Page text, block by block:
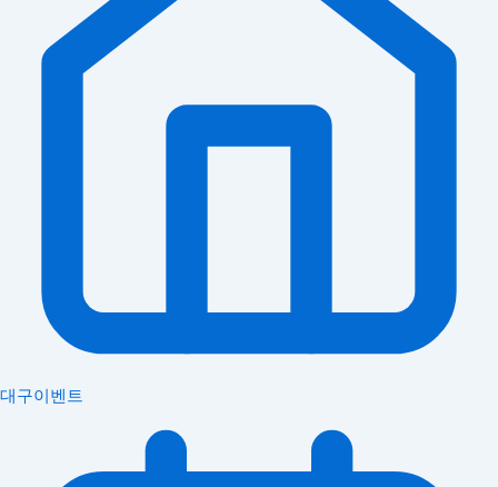
대구이벤트